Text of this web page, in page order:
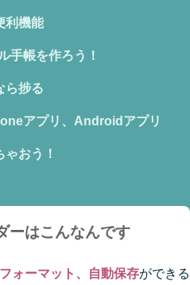
利機能
手帳を作ろう！
ら捗る
アプリ、Androidアプリ
おう！
ーはこんなんです
ォーマット、自動保存ができる